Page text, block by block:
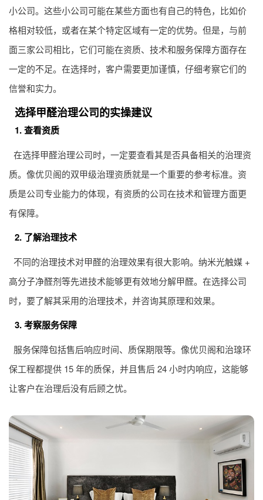
小公司。这些小公司可能在某些方面也有自己的特色，比如价
格相对较低，或者在某个特定区域有一定的优势。但是，与前
面三家公司相比，它们可能在资质、技术和服务保障方面存在
一定的不足。在选择时，客户需要更加谨慎，仔细考察它们的
信誉和实力。
选择甲醛治理公司的实操建议
1. 查看资质
在选择甲醛治理公司时，一定要查看其是否具备相关的治理资
质。像优贝阁的双甲级治理资质就是一个重要的参考标准。资
质是公司专业能力的体现，有资质的公司在技术和管理方面更
有保障。
2. 了解治理技术
不同的治理技术对甲醛的治理效果有很大影响。纳米光触媒 +
高分子净醛剂等先进技术能够更有效地分解甲醛。在选择公司
时，要了解其采用的治理技术，并咨询其原理和效果。
3. 考察服务保障
服务保障包括售后响应时间、质保期限等。像优贝阁和治瑔环
保工程都提供 15 年的质保，并且售后 24 小时内响应，这能够
让客户在治理后没有后顾之忧。